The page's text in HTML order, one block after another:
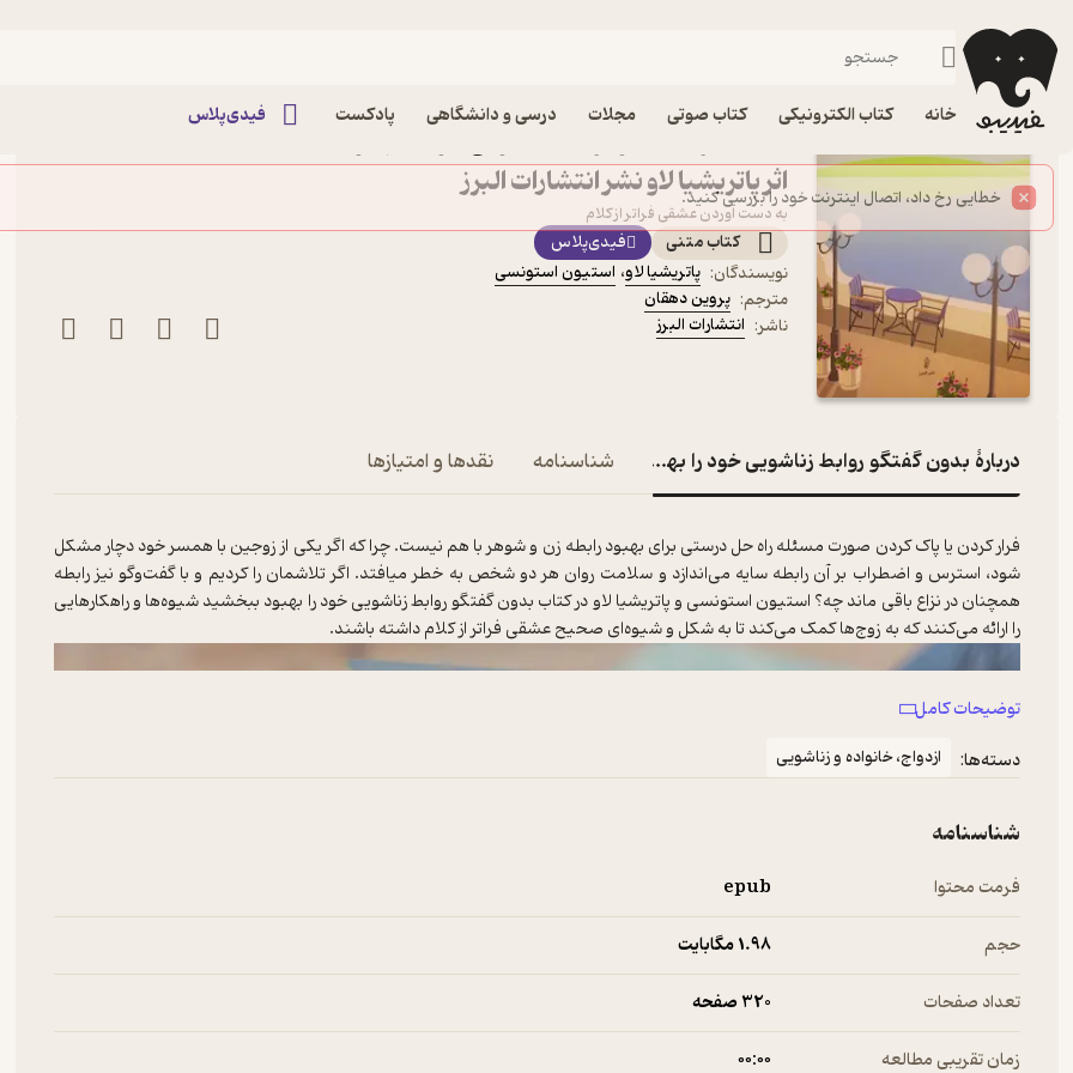
خانه کتاب الکترونیکی کتاب صوتی مجلات درسی و دانشگاهی پادکست فیدی‌پلاس
فیدیبو کتاب الکترونیکی
اثر پاتریشیا لاو نشر انتشارات البرز
به دست آوردن عشقی فراتر از کلام
کتاب متنی
فیدی‌پلاس
نویسندگان: پاتریشیا لاو، استیون استونسی
مترجم: پروین دهقان
ناشر: انتشارات البرز
دربارۀ بدون گفتگو روابط زناشویی خود را بهبود بخشید
شناسنامه نقدها و امتیازها
فرار کردن یا پاک کردن صورت مسئله راه حل درستی برای بهبود رابطه زن و شوهر با هم نیست. چرا که اگر یکی از زوجین با همسر خود دچار مشکل
شود، استرس و اضطراب بر آن رابطه سایه می‌اندازد و سلامت روان هر دو شخص به خطر میافتد. اگر تلاشمان را کردیم و با گفت‌وگو نیز رابطه
همچنان در نزاع باقی ماند چه؟ استیون استونسی و پاتریشیا لاو در کتاب بدون گفتگو روابط زناشویی خود را بهبود ببخشید شیوه‌ها و راهکارهایی
را ارائه می‌کنند که به زوج‌ها کمک می‌کند تا به شکل و شیوه‌ای صحیح عشقی فراتر از کلام داشته باشند.
توضیحات کامل
دسته‌ها:
ازدواج، خانواده و زناشویی
شناسنامه
فرمت محتوا epub
حجم 1.۹۸ مگابایت
تعداد صفحات 320 صفحه
زمان تقریبی مطالعه ۰۰:۰۰